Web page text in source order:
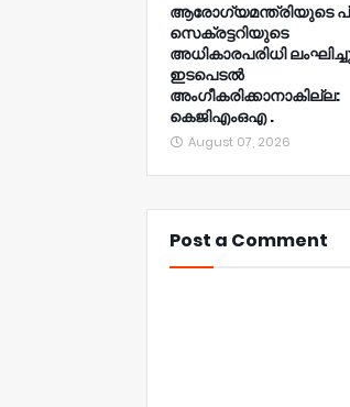
ആരോഗ്യമന്ത്രിയുടെ
സെക്രട്ടറിയുടെ
അധികാരപരിധി
ഇടപെടൽ
അംഗീകരിക്കാനാകില്ല:
കെജിഎംഒഎ .
August 07, 2026
Post a Comment